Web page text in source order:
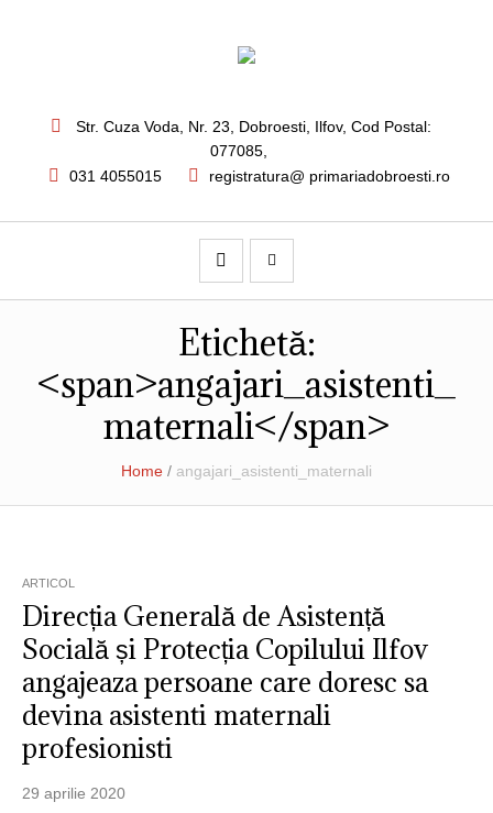
Str. Cuza Voda, Nr. 23 Dobroesti, Ilfov, Cod Postal:
077085,
031 4055015
registratura@ primariadobroesti.ro
Etichetă:
<span>angajari_asistenti_
maternali</span>
Home / angajari_asistenti_maternali
ARTICOL
Direcția Generală de Asistență
Socială și Protecția Copilului Ilfov
angajeaza persoane care doresc sa
devina asistenti maternali
profesionisti
29 aprilie 2020